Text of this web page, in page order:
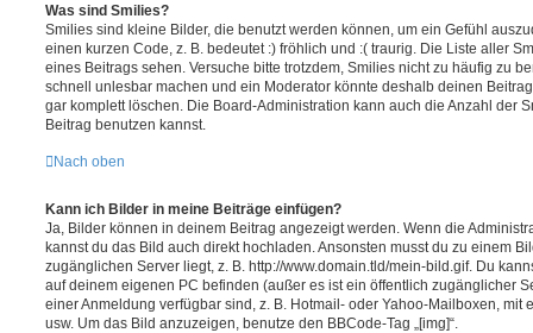
Was sind Smilies?
Smilies sind kleine Bilder, die benutzt werden können, um ein Gefühl
einen kurzen Code, z. B. bedeutet :) fröhlich und :( traurig. Die Liste aller
eines Beitrags sehen. Versuche bitte trotzdem, Smilies nicht zu häufig zu
schnell unlesbar machen und ein Moderator könnte deshalb deinen
gar komplett löschen. Die Board-Administration kann auch die Anzahl der
Beitrag benutzen kannst.
Nach oben
Kann ich Bilder in meine Beiträge einfügen?
Ja, Bilder können in deinem Beitrag angezeigt werden. Wenn die
kannst du das Bild auch direkt hochladen. Ansonsten musst du zu einem
zugänglichen Server liegt, z. B. http://www.domain.tld/mein-bild.gif. Du
auf deinem eigenen PC befinden (außer es ist ein öffentlich zugänglicher
einer Anmeldung verfügbar sind, z. B. Hotmail- oder Yahoo-Mailboxen, mit
usw. Um das Bild anzuzeigen, benutze den BBCode-Tag „[img]“.